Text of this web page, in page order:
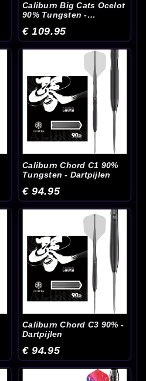
Caliburn Big Cats Ocelot
90% Tungsten -
€ 109.95
Caliburn Chord C1 90%
Tungsten - Dartpijlen
€ 94.95
Caliburn Chord C3 90% -
Dartpijlen
€ 94.95